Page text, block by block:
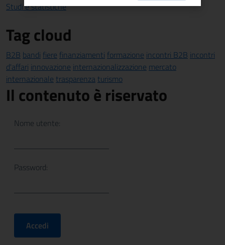
Studi e statistiche
Tag cloud
B2B bandi fiere finanziamenti formazione incontri B2B incontri
d'affari innovazione internazionalizzazione mercato
internazionale trasparenzaturismo
Il contenuto è riservato
Nome utente:
Password: